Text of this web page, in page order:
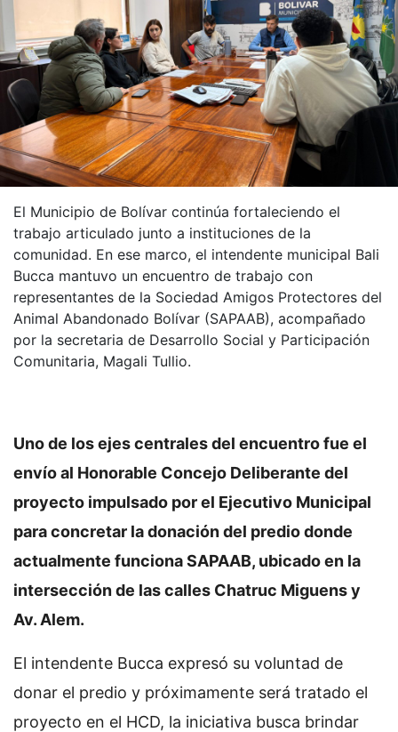
El Municipio de Bolívar continúa fortaleciendo el
trabajo articulado junto a instituciones de la
comunidad. En ese marco, el intendente municipal Bali
Bucca mantuvo un encuentro de trabajo con
representantes de la Sociedad Amigos Protectores del
Animal Abandonado Bolívar (SAPAAB), acompañado
por la secretaria de Desarrollo Social y Participación
Comunitaria, Magali Tullio.
Uno de los ejes centrales del encuentro fue el
envío al Honorable Concejo Deliberante del
proyecto impulsado por el Ejecutivo Municipal
para concretar la donación del predio donde
actualmente funciona SAPAAB, ubicado en la
intersección de las calles Chatruc Miguens y
Av. Alem.
El intendente Bucca expresó su voluntad de
donar el predio y próximamente será tratado el
proyecto en el HCD, la iniciativa busca brindar